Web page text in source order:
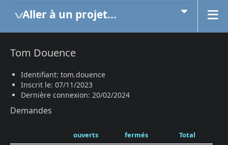
Aller à un projet...
Tom Douence
Identifiant: tom.douence
Inscrit le: 07/11/2023
Dernière connexion: 20/02/2024
Demandes
ouverts fermés
Total